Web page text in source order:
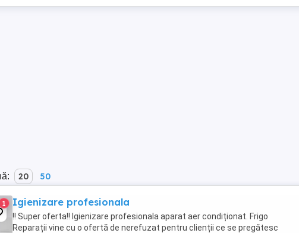
20 50
1 Igienizare profesionala
!! Super oferta!! Igienizare profesionala aparat aer condiționat. Frigo
Reparații vine cu o ofertă de nerefuzat pentru clienții ce se pregătesc